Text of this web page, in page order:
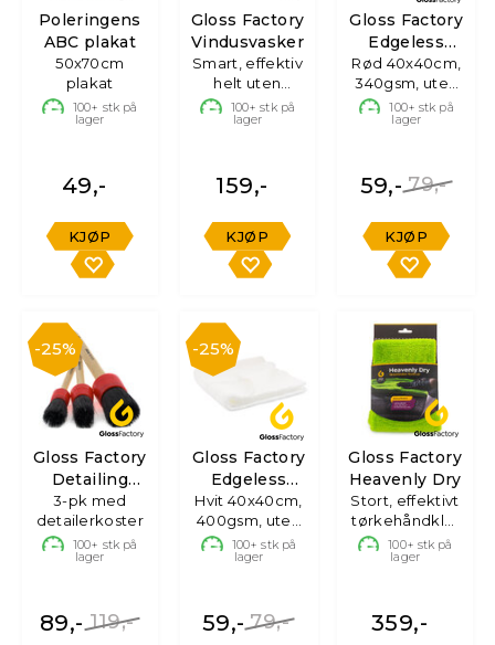
Poleringens
ABC plakat
50x70cm
plakat
100+ stk på
lager
49,-
KJØP
Gloss Factory
Vindusvasker
Smart, effektiv
helt uten
"streaks"
100+ stk på
lager
159,-
KJØP
Gloss Factory
Edgeless
Mikrofiberklut
Rød 40x40cm,
340gsm, uten
søm
100+ stk på
lager
79,-
59,-
KJØP
25%
Gloss Factory
Detailing
Brushes
3-pk med
detailerkoster
100+ stk på
lager
119,-
89,-
25%
Gloss Factory
Edgeless
Mikrofiberklut
Hvit 40x40cm,
400gsm, uten
søm
100+ stk på
lager
79,-
59,-
Gloss Factory
Heavenly Dry
Stort, effektivt
tørkehåndkle,
70x90 cm
100+ stk på
lager
359,-